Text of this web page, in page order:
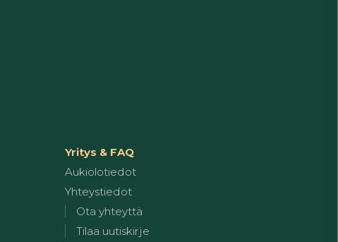
Yritys & FAQ
Aukiolotiedot
Yhteystiedot
Ota yhteyttä
Tilaa uutiskirje